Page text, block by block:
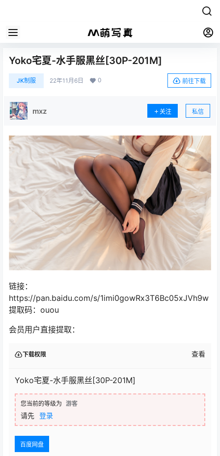
Yoko宅夏-水手服黑丝[30P-201M]
JK制服 22年11月6日 0 前往下载
mxz 关注 私信
链接：
https://pan.baidu.com/s/1imi0gowRx3T6Bc05xJVh9w
提取码：ouou
会员用户直接提取：
下载权限 查看
Yoko宅夏-水手服黑丝[30P-201M]
您当前的等级为 游客
请先 登录
百度网盘